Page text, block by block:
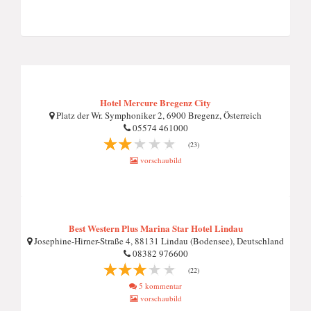
Hotel Mercure Bregenz City
Platz der Wr. Symphoniker 2, 6900 Bregenz, Österreich
05574 461000
(23)
vorschaubild
Best Western Plus Marina Star Hotel Lindau
Josephine-Hirner-Straße 4, 88131 Lindau (Bodensee), Deutschland
08382 976600
(22)
5 kommentar
vorschaubild